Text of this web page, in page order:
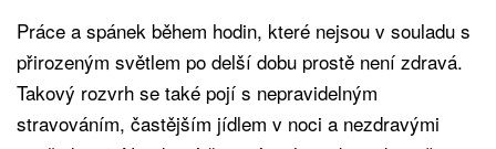
Práce a spánek během hodin, které nejsou v souladu s
přirozeným světlem po delší dobu prostě není zdravá.
Takový rozvrh se také pojí s nepravidelným
stravováním, častějším jídlem v noci a nezdravými